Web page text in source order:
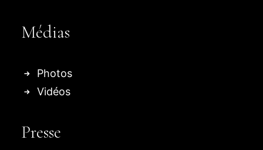
Médias
Photos
Vidéos
Presse